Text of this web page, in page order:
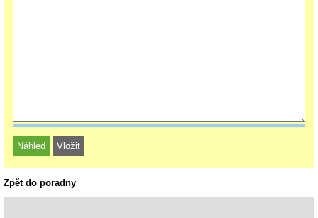
Zpět do poradny